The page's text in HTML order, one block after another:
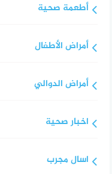
أطعمة صحية
أمراض الأطفال
أمراض الدوالي
اخبار صحية
اسال مجرب